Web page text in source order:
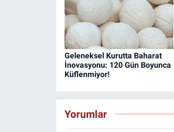
Geleneksel Kurutta Baharat
İnovasyonu: 120 Gün Boyunca
Küflenmiyor!
Yorumlar